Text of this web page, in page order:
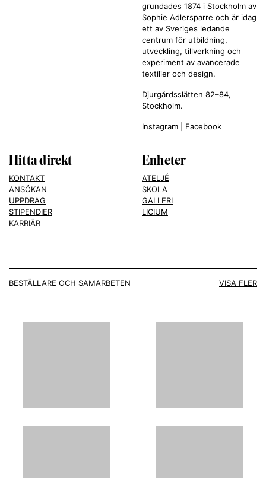
grundades 1874 i Stockholm av
Sophie Adlersparre och är idag
ett av Sveriges ledande
centrum för utbildning,
utveckling, tillverkning och
experiment av avancerade
textilier och design.
Djurgårdsslätten 82–84,
Stockholm.
Instagram Facebook
Hitta direkt
KONTAKT
ANSÖKAN
UPPDRAG
STIPENDIER
KARRIÄR
Enheter
ATELJÉ
SKOLA
GALLERI
LICIUM
BESTÄLLARE OCH SAMARBETEN VISA FLER